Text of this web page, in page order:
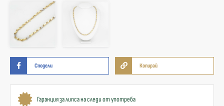
Сподели Копирай
Гаранция за липса на следи от употреба